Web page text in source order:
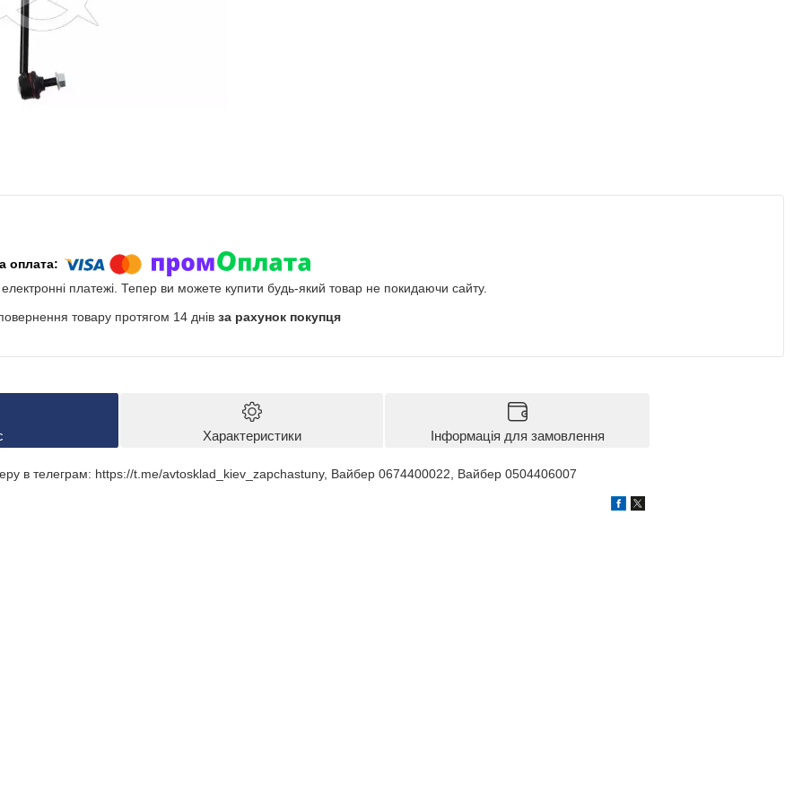
електронні платежі. Тепер ви можете купити будь-який товар не покидаючи сайту.
товару протягом 14 днів за рахунок покупця
Характеристики Інформація для замовлення
в телеграм: https://t.me/avtosklad_kiev_zapchastuny, Вайбер 0674400022, Вайбер 0504406007